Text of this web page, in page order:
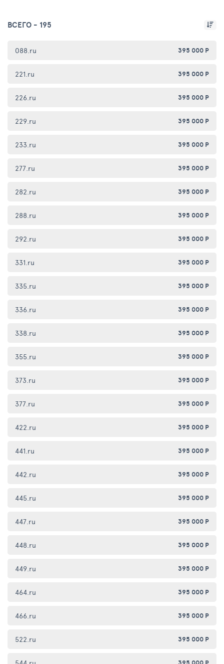
ВСЕГО - 195
088.ru 395 000 Р
221.ru 395 000 Р
226.ru 395 000 Р
229.ru 395 000 Р
233.ru 395 000 Р
277.ru 395 000 Р
282.ru 395 000 Р
288.ru 395 000 Р
292.ru 395 000 Р
331.ru 395 000 Р
335.ru 395 000 Р
336.ru 395 000 Р
338.ru 395 000 Р
355.ru 395 000 Р
373.ru 395 000 Р
377.ru 395 000 Р
422.ru 395 000 Р
441.ru 395 000 Р
442.ru 395 000 Р
445.ru 395 000 Р
447.ru 395 000 Р
448.ru 395 000 Р
449.ru 395 000 Р
464.ru 395 000 Р
466.ru 395 000 Р
522.ru 395 000 Р